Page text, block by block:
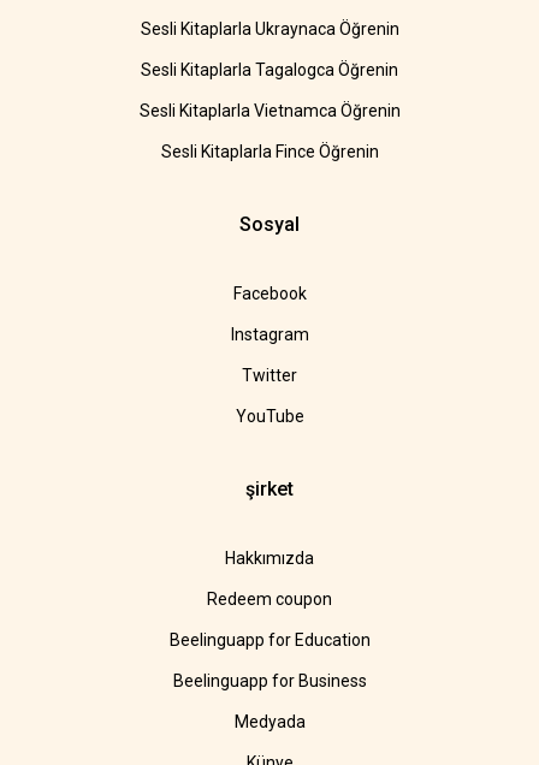
Sesli Kitaplarla Ukraynaca Öğrenin
Sesli Kitaplarla Tagalogca Öğrenin
Sesli Kitaplarla Vietnamca Öğrenin
Sesli Kitaplarla Fince Öğrenin
Sosyal
Facebook
Instagram
Twitter
YouTube
şirket
Hakkımızda
Redeem coupon
Beelinguapp for Education
Beelinguapp for Business
Medyada